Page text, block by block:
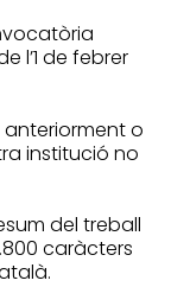
l’1 de febrer
anteriorment o
institució no
del treball
caràcters